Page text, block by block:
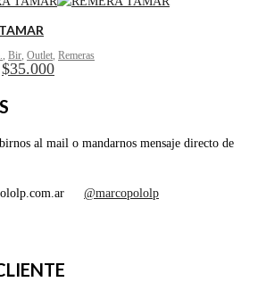
, Bir, Outlet, Remeras
El
original
era:
$35.000El
al mail o mandarnos mensaje directo de
@marcopololp